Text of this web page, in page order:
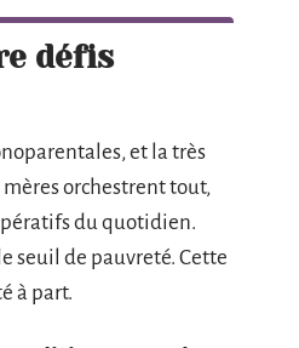
défis
et la très
orchestrent tout,
du quotidien.
seuil de pauvreté. Cette
à part.